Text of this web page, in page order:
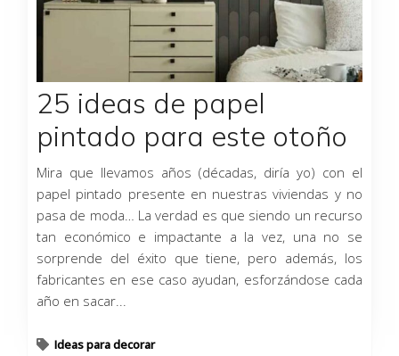
25 ideas de papel
pintado para este otoño
Mira que llevamos años (décadas, diría yo) con el
papel pintado presente en nuestras viviendas y no
pasa de moda… La verdad es que siendo un recurso
tan económico e impactante a la vez, una no se
sorprende del éxito que tiene, pero además, los
fabricantes en ese caso ayudan, esforzándose cada
año en sacar...
Ideas para decorar